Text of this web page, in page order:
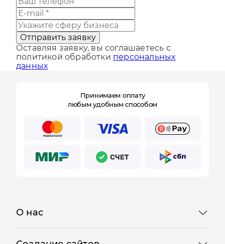
Отправить заявку
Оставляя заявку, вы соглашаетесь с
политикой обработки
Принимаем оплату